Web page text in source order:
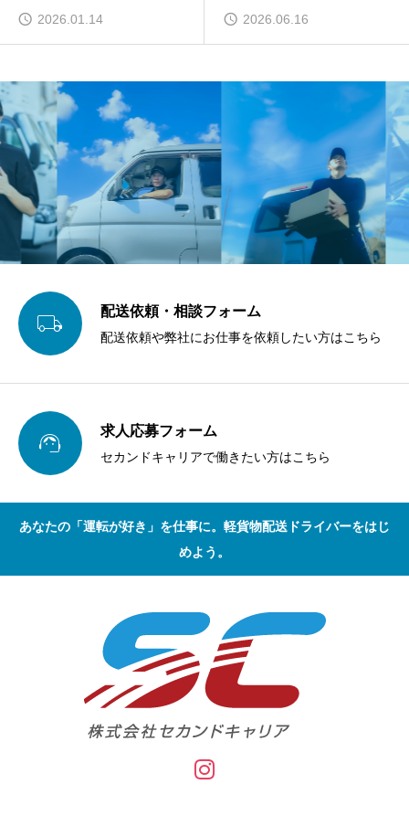
2026.01.14
2026.06.16
 配送依頼・相談フォーム
配送依頼や弊社にお仕事を依頼したい方はこちら
 求人応募フォーム
セカンドキャリアで働きたい方はこちら
あなたの「運転が好き」を仕事に。軽貨物配送ドライバーをはじ
めよう。